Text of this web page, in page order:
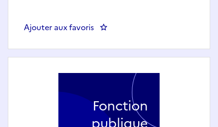
Ajouter aux favoris : Agent de surveillance de la
Fonction